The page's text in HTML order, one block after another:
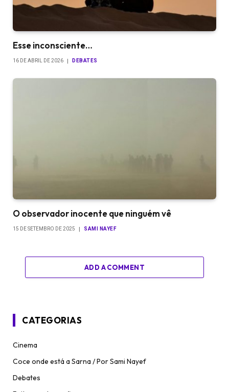
Esse inconsciente…
16 DE ABRIL DE 2026 DEBATES
O observador inocente que ninguém vê
15 DE SETEMBRO DE 2025 SAMI NAYEF
ADD A COMMENT
CATEGORIAS
Cinema
Coce onde está a Sarna / Por Sami Nayef
Debates